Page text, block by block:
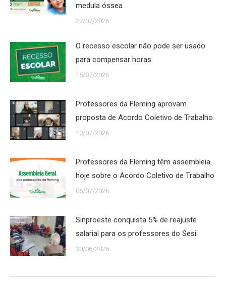
medula óssea
27/07/2026
O recesso escolar não pode ser usado
para compensar horas
15/07/2026
Professores da Fleming aprovam
proposta de Acordo Coletivo de Trabalho
10/07/2026
Professores da Fleming têm assembleia
hoje sobre o Acordo Coletivo de Trabalho
06/07/2026
Sinproeste conquista 5% de reajuste
salarial para os professores do Sesi
30/06/2026